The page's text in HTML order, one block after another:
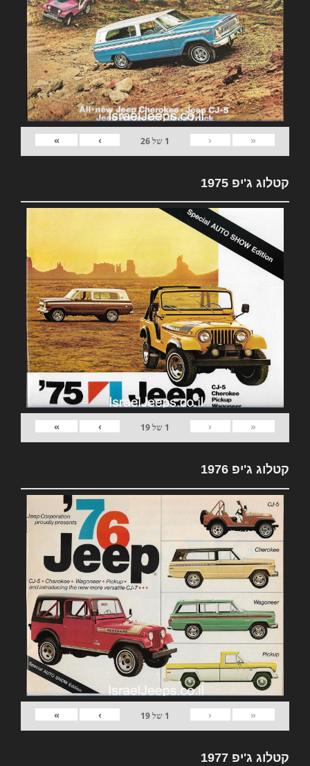
«
‹
1 של26
›
»
קטלוג ג'יפ 1975
«
‹
1 של19
›
»
קטלוג ג'יפ 1976
«
‹
1 של19
›
»
קטלוג ג'יפ 1977